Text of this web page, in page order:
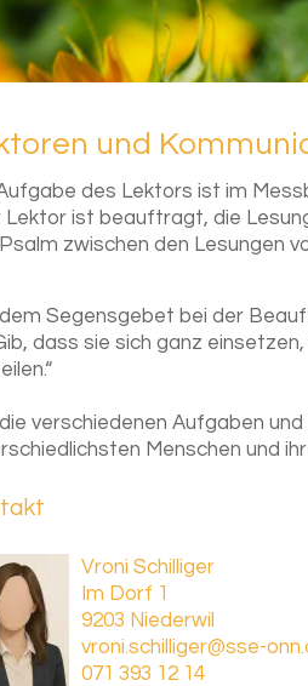
und
des Lektors ist im
Lektor ist beauftragt, die
zwischen den Lesungen
Segensgebet bei der
dass sie sich ganz
verschiedenen Aufgaben
Menschen und
Vroni Schilliger
Im Dorf 1
9203 Niederwil
vroni.schilliger@sse-
071 393 12 14